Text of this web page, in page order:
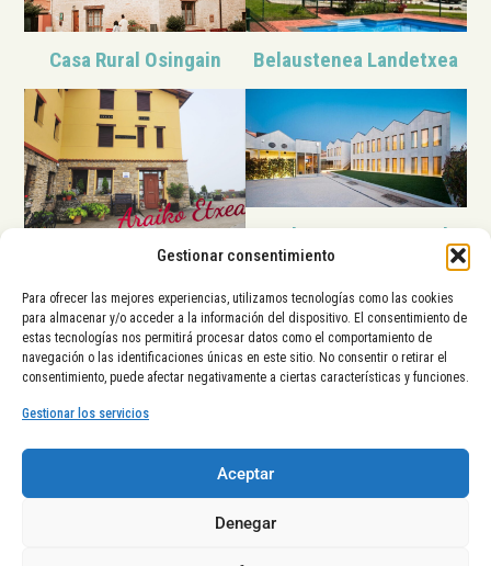
Gestionar consentimiento
Para ofrecer las mejores experiencias, utilizamos tecnologías como las cookies
para almacenar y/o acceder a la información del dispositivo. El consentimiento de
estas tecnologías nos permitirá procesar datos como el comportamiento de
navegación o las identificaciones únicas en este sitio. No consentir o retirar el
consentimiento, puede afectar negativamente a ciertas características y funciones.
Gestionar los servicios
Aceptar
Denegar
Casa Rural Osingain Belaustenea Landetxea
Araiko Etxea
Hotel Restaurante Araba
La Diputación Foral de Álava,
el Ayuntamiento de Vitoria-
Gasteiz y el Gobierno Vasco
tienen el placer de presentarte
posicionamiento turístico en el
Territorio Histórico de Álavay
su capital,Vitoria-Gasteiz.